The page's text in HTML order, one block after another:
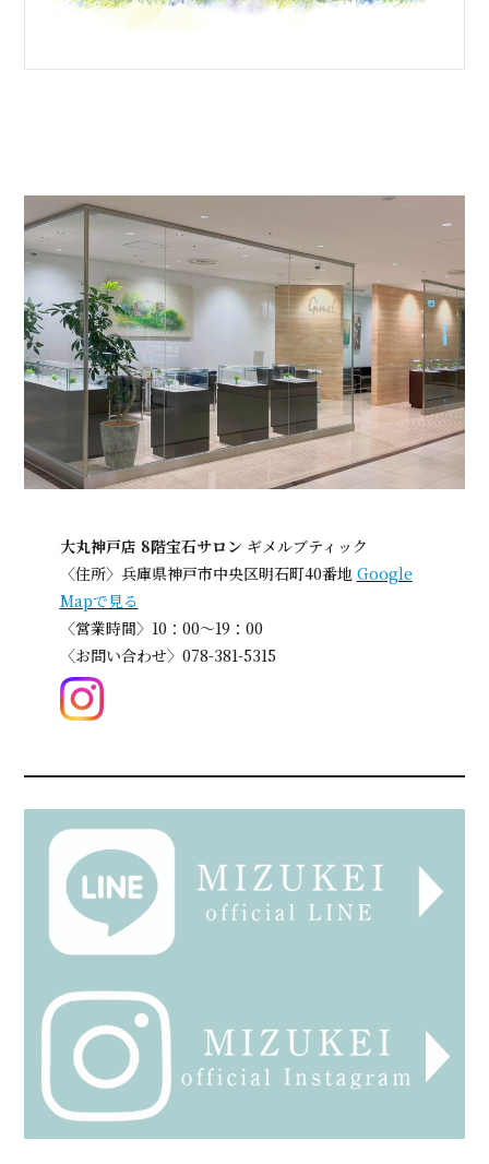
大丸神戸店 8階宝石サロン ギメルブティック
〈住所〉兵庫県神戸市中央区明石町40番地 Google
Mapで見る
〈営業時間〉10：00～19：00
〈お問い合わせ〉078-381-5315